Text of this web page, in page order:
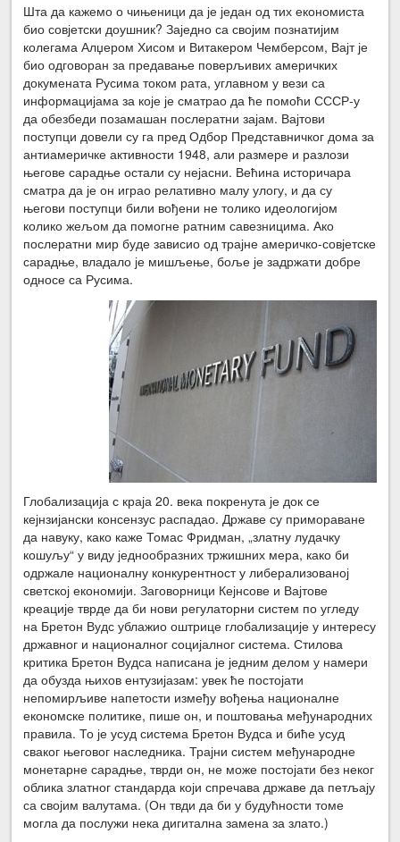
Шта да кажемо о чињеници да је један од тих економиста
био совјетски доушник? Заједно са својим познатијим
колегама Алџером Хисом и Витакером Чемберсом, Вајт је
био одговоран за предавање поверљивих америчких
докумената Русима током рата, углавном у вези са
информацијама за које је сматрао да ће помоћи СССР-у
да обезбеди позамашан послератни зајам. Вајтови
поступци довели су га пред Одбор Представничког дома за
антиамеричке активности 1948, али размере и разлози
његове сарадње остали су нејасни. Већина историчара
сматра да је он играо релативно малу улогу, и да су
његови поступци били вођени не толико идеологијом
колико жељом да помогне ратним савезницима. Ако
послератни мир буде зависио од трајне америчко-совјетске
сарадње, владало је мишљење, боље је задржати добре
односе са Русима.
Глобализација с краја 20. века покренута је док се
кејнзијански консензус распадао. Државе су примораване
да навуку, како каже Томас Фридман, „златну лудачку
кошуљу“ у виду једнообразних тржишних мера, како би
одржале националну конкурентност у либерализованој
светској економији. Заговорници Кејнсове и Вајтове
креације тврде да би нови регулаторни систем по угледу
на Бретон Вудс ублажио оштрице глобализације у интересу
државног и националног социјалног система. Стилова
критика Бретон Вудса написана је једним делом у намери
да обузда њихов ентузијазам: увек ће постојати
непомирљиве напетости између вођења националне
економске политике, пише он, и поштовања међународних
правила. То је усуд система Бретон Вудса и биће усуд
сваког његовог наследника. Трајни систем међународне
монетарне сарадње, тврди он, не може постојати без неког
облика златног стандарда који спречава државе да петљају
са својим валутама. (Он твди да би у будућности томе
могла да послужи нека дигитална замена за злато.)